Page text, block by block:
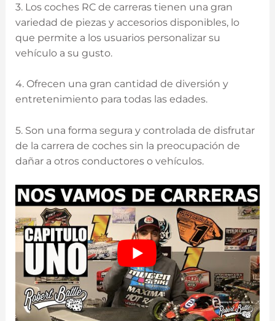
3. Los coches RC de carreras tienen una gran
variedad de piezas y accesorios disponibles, lo
que permite a los usuarios personalizar su
vehículo a su gusto.
4. Ofrecen una gran cantidad de diversión y
entretenimiento para todas las edades.
5. Son una forma segura y controlada de disfrutar
de la carrera de coches sin la preocupación de
dañar a otros conductores o vehículos.